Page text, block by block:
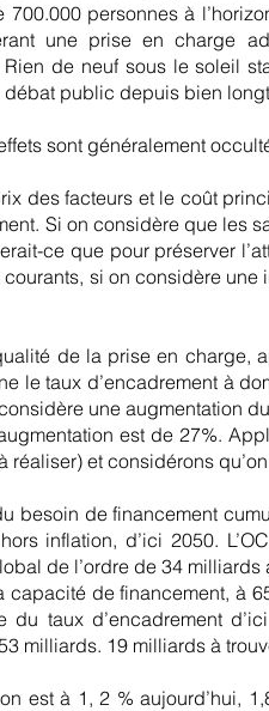
personnes à
une prise en charge
de neuf sous le soleil
débat public depuis bien
sont généralement
des facteurs et le coût
Si on considère que les
ce que pour préserver
courants, si on considère
de la prise en charge,
le taux d’encadrement à
une augmentation
est de 27%.
réaliser) et considérons
besoin de financement
inflation, d’ici 2050.
de l’ordre de 34
de financement, à
du taux d’encadrement
milliards. 19 milliards à
est à 1, 2 % aujourd’hui,